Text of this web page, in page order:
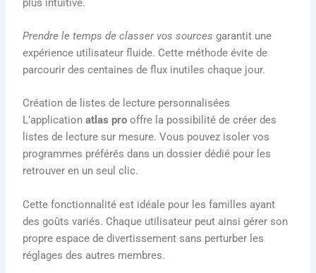
plus intuitive.
Prendre le temps de classer vos sources garantit une
expérience utilisateur fluide. Cette méthode évite de
parcourir des centaines de flux inutiles chaque jour.
Création de listes de lecture personnalisées
L’applicationatlas pro offre la possibilité de créer des
listes de lecture sur mesure. Vous pouvez isoler vos
programmes préférés dans un dossier dédié pour les
retrouver en un seul clic.
Cette fonctionnalité est idéale pour les familles ayant
des goûts variés. Chaque utilisateur peut ainsi gérer son
propre espace de divertissement sans perturber les
réglages des autres membres.